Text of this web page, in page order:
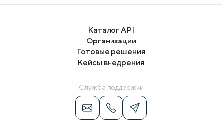
Каталог API
Организации
Готовые решения
Кейсы внедрения
Служба поддержки